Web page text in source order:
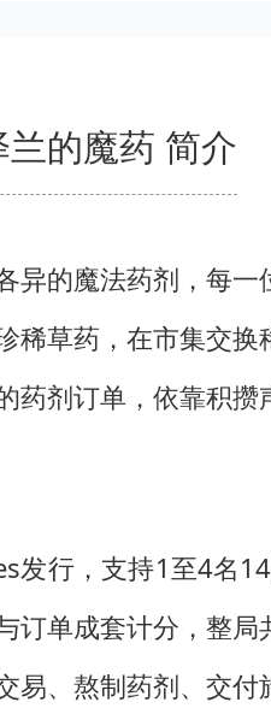
的魔药 简介
的魔法药剂，每
草药，在市集交
剂订单，依靠积
行，支持1至4名
单成套计分，整
、熬制药剂、交